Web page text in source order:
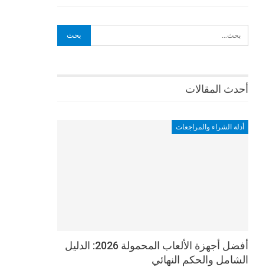
أحدث المقالات
أدلة الشراء والمراجعات
أفضل أجهزة الألعاب المحمولة 2026: الدليل
الشامل والحكم النهائي